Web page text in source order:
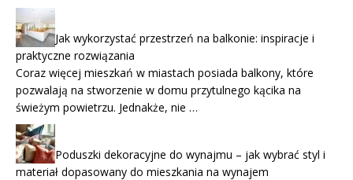
Jak wykorzystać przestrzeń na balkonie: inspiracje i
praktyczne rozwiązania
Coraz więcej mieszkań w miastach posiada balkony, które
pozwalają na stworzenie w domu przytulnego kącika na
świeżym powietrzu. Jednakże, nie …
Poduszki dekoracyjne do wynajmu – jak wybrać styl i
materiał dopasowany do mieszkania na wynajem